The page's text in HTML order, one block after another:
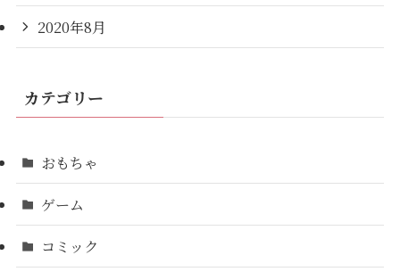
2020年8月
カテゴリー
おもちゃ
ゲーム
コミック